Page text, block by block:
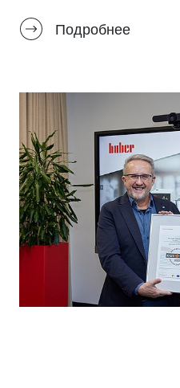
контроля серии Unistat
и экологичной, а
года. Многие модели
версии «Green Line» с
Подробнее